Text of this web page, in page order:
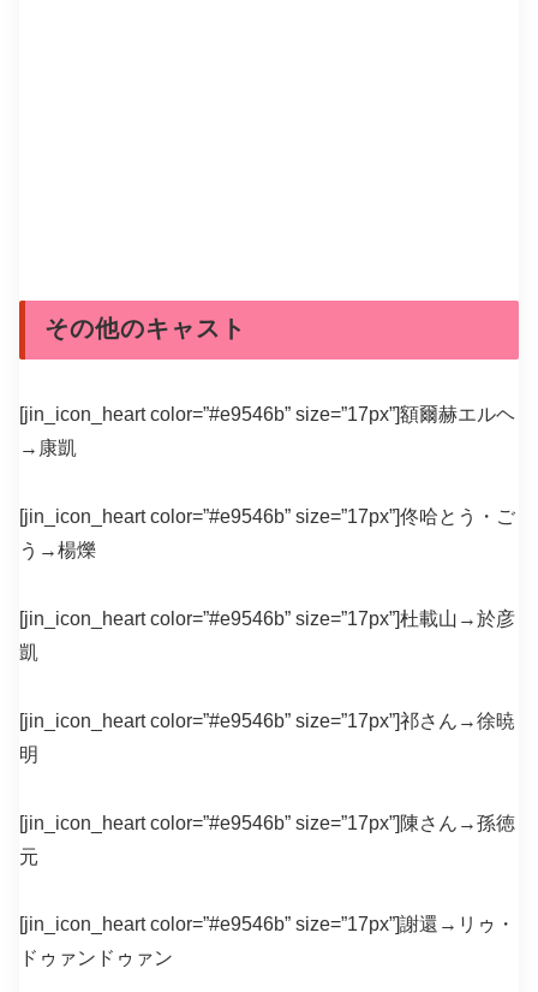
その他のキャスト
[jin_icon_heart color=”#e9546b” size=”17px”]額爾赫エルヘ
→康凱
[jin_icon_heart color=”#e9546b” size=”17px”]佟哈とう・ご
う→楊爍
[jin_icon_heart color=”#e9546b” size=”17px”]杜載山→於彦
凱
[jin_icon_heart color=”#e9546b” size=”17px”]祁さん→徐暁
明
[jin_icon_heart color=”#e9546b” size=”17px”]陳さん→孫徳
元
[jin_icon_heart color=”#e9546b” size=”17px”]謝還→リゥ・
ドゥァンドゥァン